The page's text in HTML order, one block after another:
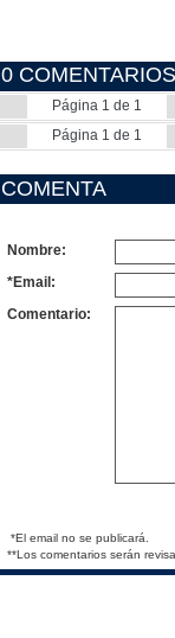
0 COMENTARIOS
Página 1 de 1
Página 1 de 1
COMENTA
Nombre:
*Email:
Comentario:
*El email no se publicará.
**Los comentarios serán